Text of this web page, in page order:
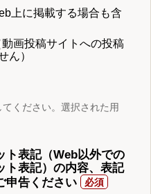
上に掲載する場合も含
画投稿サイトへの投稿
ん）
ください。選択された用
ト表記（Web以外での
ト表記）の内容、表記
申告ください